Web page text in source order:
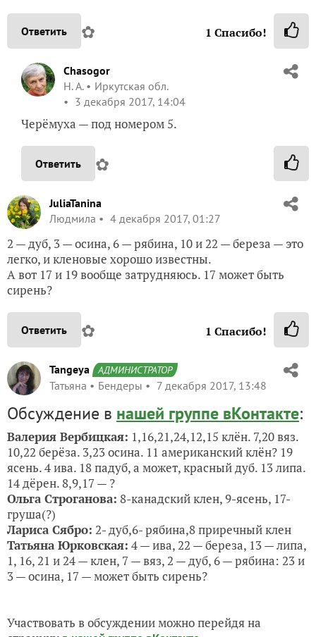
Ответить ✿ 1 Спасибо!
Chasogor
Н. А.
Иркутская обл.
3 декабря 2017, 14:04
Черёмуха — под номером 5.
Ответить ✿
JuliaTanina
Людмила
4 декабря 2017, 01:27
2 — дуб, 3 — осина, 6 — рябина, 10 и 22 — береза — это
легко, и кленовые хорошо известны.
А вот 17 и 19 вообще затрудняюсь. 17 может быть
сирень?
Ответить ✿ 1 Спасибо!
Tangeya АДМИНИСТРАТОР
Татьяна Бендеры 7 декабря 2017, 13:48
Обсуждение в нашей группе вКонтакте:
Валерия Вербицкая: 1,16,21,24,12,15 клён. 7,20 вяз.
10,22 берёза. 3,23 осина. 11 американский клён? 19
ясень. 4 ива. 18 падуб, а может, красный дуб. 13 липа.
14 дёрен. 8,9,17 — ?
Ольга Строганова: 8-канадский клен, 9-ясень, 17-
груша(?)
Лариса Сябро: 2- дуб,6- рябина,8 приречный клен
Татьяна Юрковская: 4 — ива, 22 — береза, 13 — липа,
1, 16, 21 и 24 — клен, 7 — вяз, 2 — дуб, 6 — рябина: 23 и
3 — осина, 17 — может быть сирень?
Участвовать в обсуждении можно перейдя на